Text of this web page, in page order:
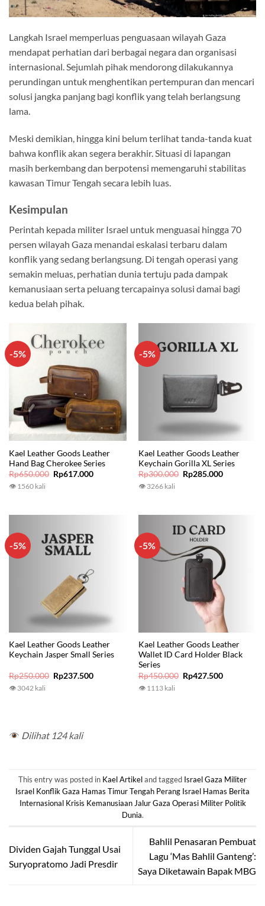
Langkah Israel memperluas penguasaan wilayah Gaza
mendapat perhatian dari berbagai negara dan organisasi
internasional. Sejumlah pihak mendorong dilakukannya
perundingan untuk menghentikan pertempuran dan mencari
solusi jangka panjang bagi konflik yang telah berlangsung
lama.
Meski demikian, hingga kini belum terlihat tanda-tanda kuat
bahwa konflik akan segera berakhir. Situasi di lapangan
masih berkembang dan berpotensi memengaruhi stabilitas
kawasan Timur Tengah secara lebih luas.
Kesimpulan
Perintah kepada militer Israel untuk menguasai hingga 70
persen wilayah Gaza menandai eskalasi terbaru dalam
konflik yang sedang berlangsung. Di tengah operasi yang
semakin meluas, perhatian dunia tertuju pada dampak
kemanusiaan serta peluang tercapainya solusi damai bagi
kedua belah pihak.
-5%
Kael Leather Goods Leather
Hand Bag Cherokee Series
Rp650.000 Original
price
Rp617.000Current
👁 1560 kali
-5%
Kael Leather Goods Leather
Keychain Gorilla XL Series
Rp300.000 Original
price
Rp285.000Current
👁 3266 kali
-5%
Kael Leather Goods Leather
Keychain Jasper Small Series
Rp250.000 Original
price
Rp237.500Current
👁 3042 kali
-5%
Kael Leather Goods Leather
Wallet ID Card Holder Black
Series
Rp450.000 Original
price
Rp427.500Current
👁 1113 kali
Dilihat 124 kali
This entry was posted in Kael Artikeland tagged Israel Gaza Militer
Israel Konflik Gaza Hamas Timur Tengah Perang Israel Hamas Berita
Internasional Krisis Kemanusiaan Jalur Gaza Operasi Militer Politik
Dunia.
Dividen Gajah Tunggal Usai
Suryopratomo Jadi Presdir
Bahlil Penasaran Pembuat
Lagu ‘Mas Bahlil Ganteng’:
Saya Diketawain Bapak MBG